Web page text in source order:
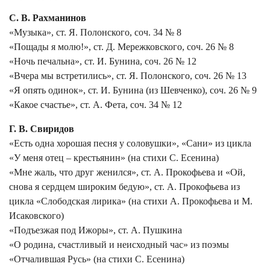
С. В. Рахманинов
«Музыка», ст. Я. Полонского, соч. 34 № 8
«Пощады я молю!», ст. Д. Мережковского, соч. 26 № 8
«Ночь печальна», ст. И. Бунина, соч. 26 № 12
«Вчера мы встретились», ст. Я. Полонского, соч. 26 № 13
«Я опять одинок», ст. И. Бунина (из Шевченко), соч. 26 № 9
«Какое счастье», ст. А. Фета, соч. 34 № 12
Г. В. Свиридов
«Есть одна хорошая песня у соловушки», «Сани» из цикла
«У меня отец – крестьянин» (на стихи С. Есенина)
«Мне жаль, что друг женился», ст. А. Прокофьева и «Ой,
снова я сердцем широким бедую», ст. А. Прокофьева из
цикла «Слободская лирика» (на стихи А. Прокофьева и М.
Исаковского)
«Подъезжая под Ижоры», ст. А. Пушкина
«О родина, счастливый и неисходный час» из поэмы
«Отчалившая Русь» (на стихи С. Есенина)